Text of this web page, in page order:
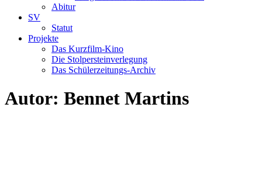
Abitur
SV
Statut
Projekte
Das Kurzfilm-Kino
Die Stolpersteinverlegung
Das Schülerzeitungs-Archiv
Autor: Bennet Martins